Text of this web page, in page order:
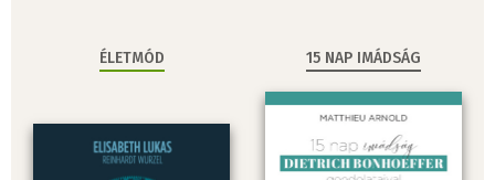
ÉLETMÓD 15 NAP IMÁDSÁG